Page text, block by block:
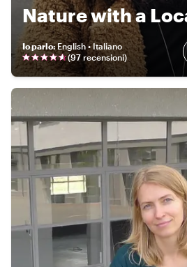
Nature with a
Io parlo:English • Italiano
(97 recensioni)